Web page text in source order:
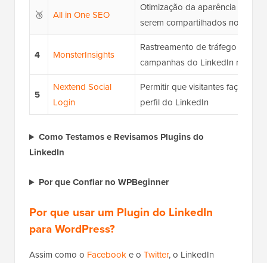
🥉 All in One SEO
Otimização da aparência dos
serem compartilhados no
4 MonsterInsights
Rastreamento de tráfego e
campanhas do LinkedIn no
5
Nextend Social
Login
Permitir que visitantes façam
perfil do LinkedIn
Como Testamos e Revisamos Plugins do
LinkedIn
Por que Confiar no WPBeginner
Por que usar um Plugin do LinkedIn
para WordPress?
Assim como o Facebooke o Twitter, o LinkedIn